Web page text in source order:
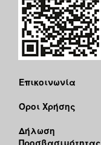
Επικοινωνία
Όροι Χρήσης
Δήλωση
Προσβασιμότητας